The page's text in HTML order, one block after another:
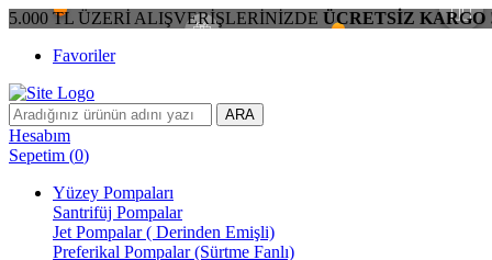
5.000 TL ÜZERİ ALIŞVERİŞLERİNİZDE ÜCRETSİZ KARGO
Favoriler
ARA
Hesabım
Sepetim (0)
Yüzey Pompaları
Santrifüj Pompalar
Jet Pompalar ( Derinden Emişli)
Preferikal Pompalar (Sürtme Fanlı)